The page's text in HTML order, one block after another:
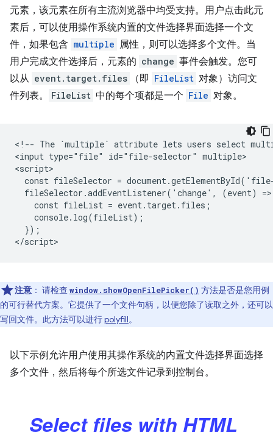
元素，该元素在所有主流浏览器中均受支持。用户点击此元
素后，可以使用操作系统内置的文件选择界面选择一个文
件，如果包含 multiple 属性，则可以选择多个文件。当
用户完成文件选择后，元素的 change 事件会触发。您可
以从 event.target.files （即 FileList 对象）访问文
件列表。
FileList 中的每个项都是一个 File 对象。
<!-- The `multiple` attribute lets users select
<input type="file" id="file-selector" multiple>
<script>
const fileSelector =
fileSelector.addEventListener('change', (event)
    const fileList = event.target.files;
    console.log(fileList);
  });
注意 ： 请检查 window.showOpenFilePicker() 方法是否是您用例
的可行替代方案。它提供了一个文件句柄，以便您除了读取之外，还可以
写回文件。此方法可以进行polyfill。
以下示例允许用户使用其操作系统的内置文件选择界面选择
多个文件，然后将每个所选文件记录到控制台。